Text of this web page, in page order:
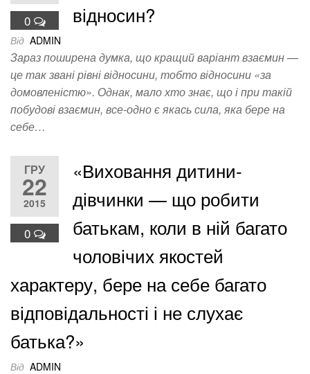
0
відносин?
Від ADMIN
Зараз поширена думка, що кращий варіант взаємин —
це так звані рівні відносини, тобто відносини «за
домовленістю». Однак, мало хто знає, що і при такій
побудові взаємин, все-одно є якась сила, яка бере на
себе…
ГРУ
22
2015
0
«Виховання дитини-
дівчинки — що робити
батькам, коли в ній багато
чоловічих якостей
характеру, бере на себе багато
відповідальності і не слухає
батька?»
Від ADMIN